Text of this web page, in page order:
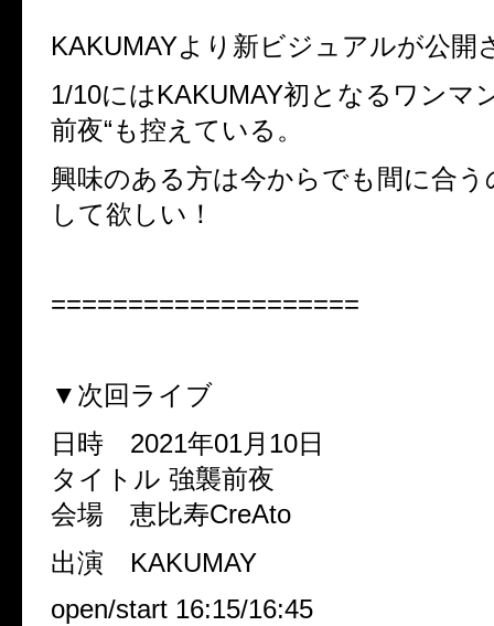
KAKUMAYより新ビジュアルが公開
1/10にはKAKUMAY初となるワンマ
前夜“も控えている。
興味のある方は今からでも間に合
して欲しい！
====================
▼次回ライブ
日時 2021年01月10日
タイトル 強襲前夜
会場 恵比寿CreAto
出演 KAKUMAY
open/start 16:15/16:45